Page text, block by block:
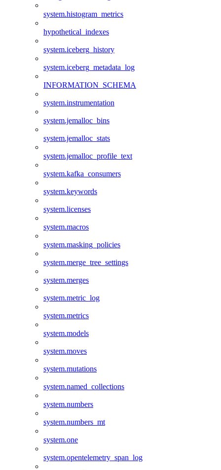
system.histogram_metrics
hypothetical_indexes
system.iceberg_history
system.iceberg_metadata_log
INFORMATION_SCHEMA
system.instrumentation
system.jemalloc_bins
system.jemalloc_stats
system.jemalloc_profile_text
system.kafka_consumers
system.keywords
system.licenses
system.macros
system.masking_policies
system.merge_tree_settings
system.merges
system.metric_log
system.metrics
system.models
system.moves
system.mutations
system.named_collections
system.numbers
system.numbers_mt
system.one
system.opentelemetry_span_log